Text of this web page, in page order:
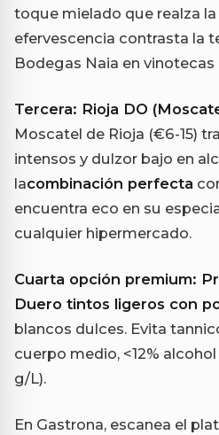
toque mielado que realza la
efervescencia contrasta la
Bodegas Naia en vinotecas
Tercera: Rioja DO
Moscatel de Rioja (€6-15)
intensos y dulzor bajo en
lacombinación perfecta
encuentra eco en su
cualquier hipermercado.
Cuarta opción premium:
Duero tintos ligeros con
blancos dulces. Evita
cuerpo medio, <12%
g/L).
En Gastrona, escanea el